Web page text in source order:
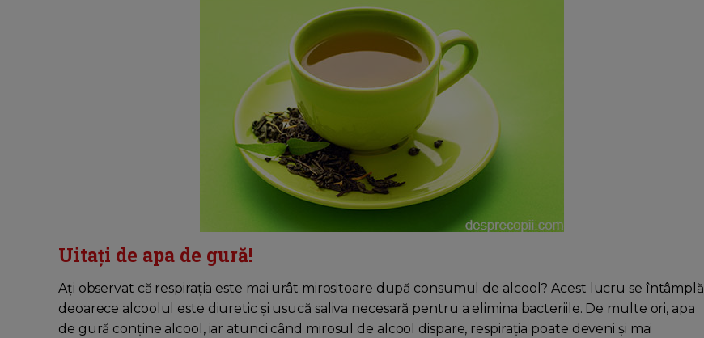
Uitați de apa de gură!
Ați observat că respirația este mai urât mirositoare după consumul de alcool? Acest lucru se întâmplă
deoarece alcoolul este diuretic și usucă saliva necesară pentru a elimina bacteriile. De multe ori, apa
de gură conține alcool, iar atunci când mirosul de alcool dispare, respirația poate deveni și mai